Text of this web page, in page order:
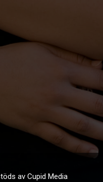
av Cupid Media